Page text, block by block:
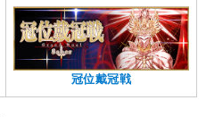
冠位戴冠戦